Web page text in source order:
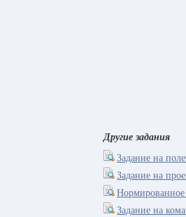
Другие задания
Задание на
Задание на
Нормированное
Задание на